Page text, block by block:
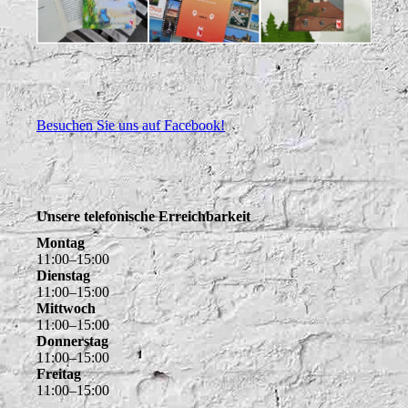
Besuchen Sie uns auf Facebook!
Unsere telefonische Erreichbarkeit
Montag
11:00–15:00
Dienstag
11 :00–15:00
Mittwoch
11:00–15:00
Donnerstag
11:00–15:00
Freitag
11:00–15:00